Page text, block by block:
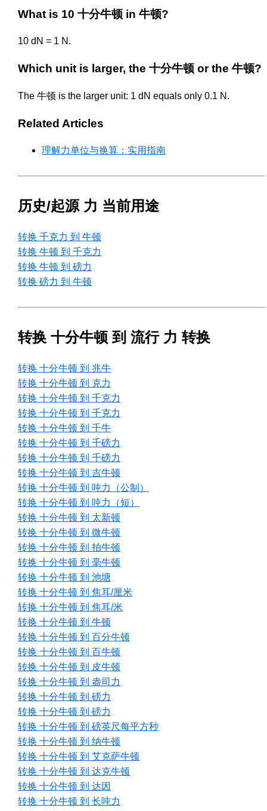
What is 10 十分牛顿 in 牛顿?
10 dN = 1 N.
Which unit is larger, the 十分牛顿 or the 牛顿?
The 牛顿 is the larger unit: 1 dN equals only 0.1 N.
Related Articles
理解力单位与换算：实用指南
历史/起源 力 当前用途
转换 千克力 到 牛顿
转换 牛顿 到 千克力
转换 牛顿 到 磅力
转换 磅力 到 牛顿
转换 十分牛顿 到 流行 力 转换
转换 十分牛顿 到 兆牛
转换 十分牛顿 到 克力
转换 十分牛顿 到 千克力
转换 十分牛顿 到 千克力
转换 十分牛顿 到 千牛
转换 十分牛顿 到 千磅力
转换 十分牛顿 到 千磅力
转换 十分牛顿 到 吉牛顿
转换 十分牛顿 到 吨力（公制）
转换 十分牛顿 到 吨力（短）
转换 十分牛顿 到 太新顿
转换 十分牛顿 到 微牛顿
转换 十分牛顿 到 拍牛顿
转换 十分牛顿 到 毫牛顿
转换 十分牛顿 到 池塘
转换 十分牛顿 到 焦耳/厘米
转换 十分牛顿 到 焦耳/米
转换 十分牛顿 到 牛顿
转换 十分牛顿 到 百分牛顿
转换 十分牛顿 到 百牛顿
转换 十分牛顿 到 皮牛顿
转换 十分牛顿 到 盎司力
转换 十分牛顿 到 磅力
转换 十分牛顿 到 磅力
转换 十分牛顿 到 磅英尺每平方秒
转换 十分牛顿 到 纳牛顿
转换 十分牛顿 到 艾克萨牛顿
转换 十分牛顿 到 达克牛顿
转换 十分牛顿 到 达因
转换 十分牛顿 到 长吨力